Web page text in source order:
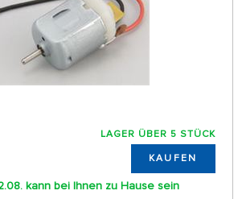
32 AUF SEITE
LAGER ÜBER 5 STÜCK
KAUFEN
kann bei Ihnen zu Hause sein